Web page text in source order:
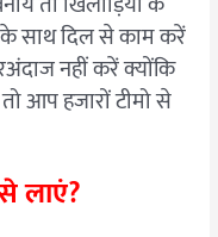
के साथ दिल से काम करें
नहीं करें क्योंकि
आप हजारों टीमो से
लाएं?